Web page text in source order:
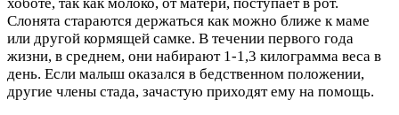
хоботе, так как молоко, от матери, поступает в рот.
Слонята стараются держаться как можно ближе к маме
или другой кормящей самке. В течении первого года
жизни, в среднем, они набирают 1-1,3 килограмма веса в
день. Если малыш оказался в бедственном положении,
другие члены стада, зачастую приходят ему на помощь.